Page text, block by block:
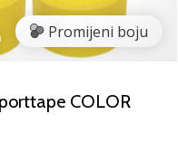
Promijeni boju
COLOR